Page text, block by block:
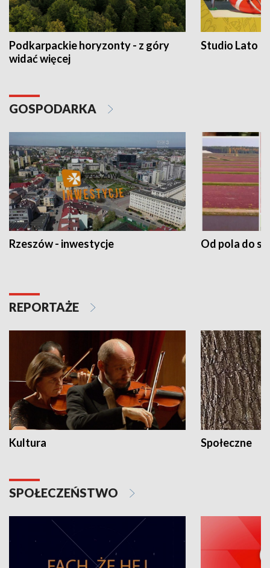
Podkarpackie horyzonty - z góry
widać więcej
Studio Lato
GOSPODARKA
Rzeszów - inwestycje Od pola do
REPORTAŻE
Kultura Społeczne
SPOŁECZEŃSTWO